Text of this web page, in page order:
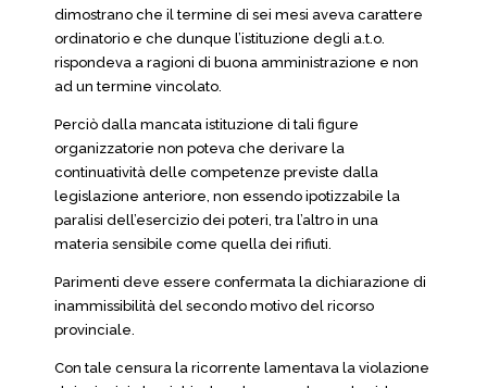
dimostrano che il termine di sei mesi aveva carattere
ordinatorio e che dunque l’istituzione degli a.t.o.
rispondeva a ragioni di buona amministrazione e non
ad un termine vincolato.
Perciò dalla mancata istituzione di tali figure
organizzatorie non poteva che derivare la
continuatività delle competenze previste dalla
legislazione anteriore, non essendo ipotizzabile la
paralisi dell’esercizio dei poteri, tra l’altro in una
materia sensibile come quella dei rifiuti.
Parimenti deve essere confermata la dichiarazione di
inammissibilità del secondo motivo del ricorso
provinciale.
Con tale censura la ricorrente lamentava la violazione